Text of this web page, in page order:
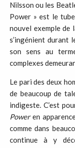
Nilsson ou les
Power » est le tube
nouvel exemple de
s’ingénient durant
son sens au
complexes
Le pari des deux
de beaucoup de
indigeste. C’est
Poweren
comme dans
continue à y